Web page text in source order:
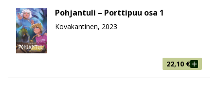
Pohjantuli – Porttipuu osa 1
Kovakantinen, 2023
22,10 €